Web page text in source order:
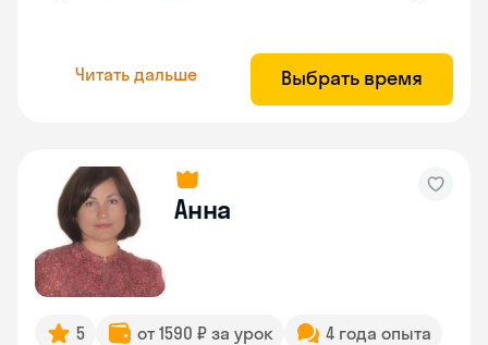
Читать дальше Выбрать время
Анна
5 от 1590 ₽ за урок
4 года опыта